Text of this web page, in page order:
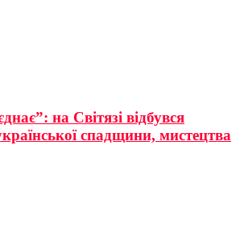
на Світязі відбувся
спадщини, мистецтва